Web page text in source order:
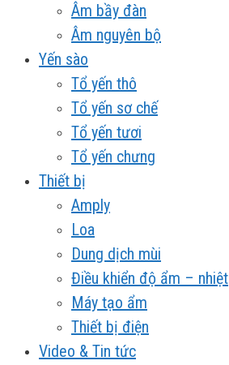
Âm bầy đàn
Âm nguyên bộ
Yến sào
Tổ yến thô
Tổ yến sơ chế
Tổ yến tươi
Tổ yến chưng
Thiết bị
Amply
Loa
Dung dịch mùi
Điều khiển độ ẩm – nhiệt
Máy tạo ẩm
Thiết bị điện
Video & Tin tức